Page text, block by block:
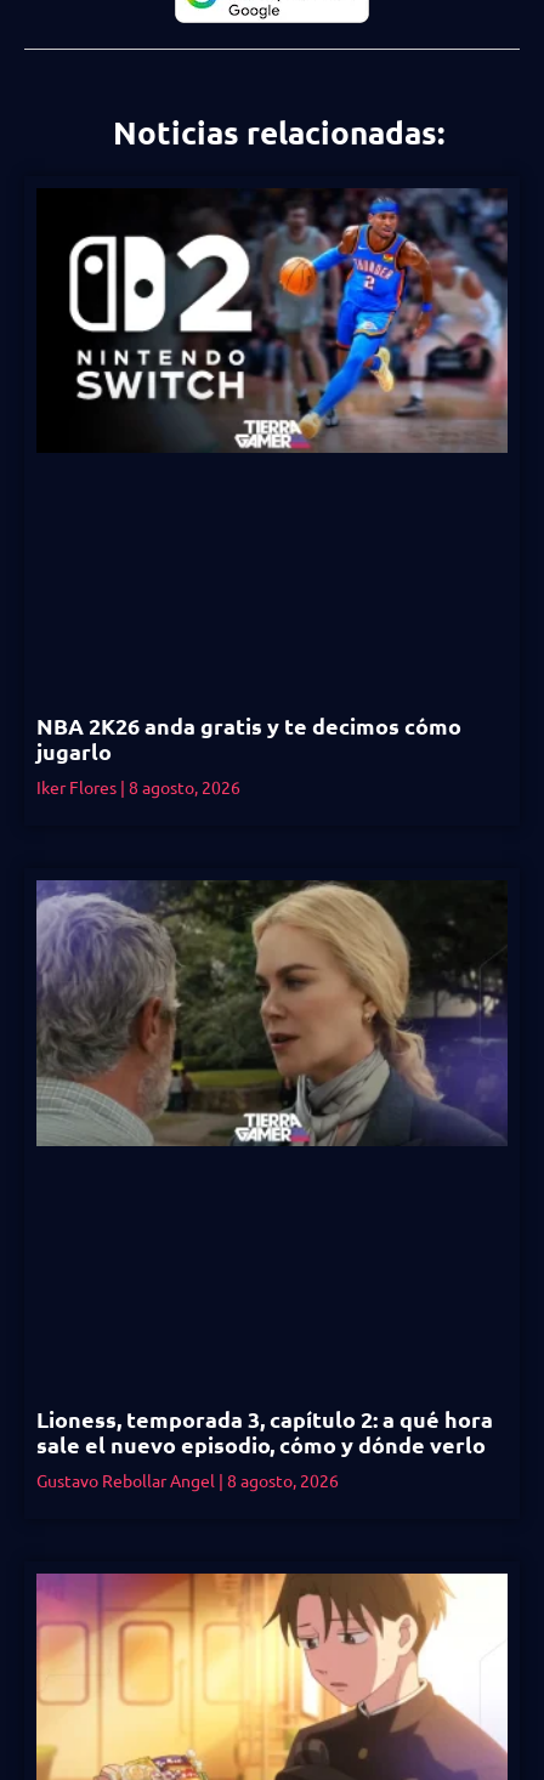
Noticias relacionadas:
NBA 2K26 anda gratis y te decimos cómo
jugarlo
Iker Flores 8 agosto, 2026
Lioness, temporada 3, capítulo 2: a qué hora
sale el nuevo episodio, cómo y dónde verlo
Gustavo Rebollar Angel 8 agosto, 2026